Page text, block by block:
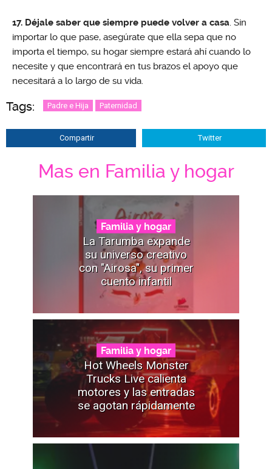
17. Déjale saber que siempre puede volver a casa. Sin
importar lo que pase, asegúrate que ella sepa que no
importa el tiempo, su hogar siempre estará ahí cuando lo
necesite y que encontrará en tus brazos el apoyo que
necesitará a lo largo de su vida.
Tags: Padre e Hija Paternidad
Compartir Twitter
Mas en Familia y hogar
Familia y hogar
La Tarumba expande
su universo creativo
con "Airosa", su primer
cuento infantil
Familia y hogar
Hot Wheels Monster
Trucks Live calienta
motores y las entradas
se agotan rápidamente